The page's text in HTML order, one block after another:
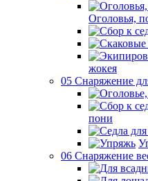
Оголовья,
жокея
05 Снаряжение
пони
06 Снаряжение